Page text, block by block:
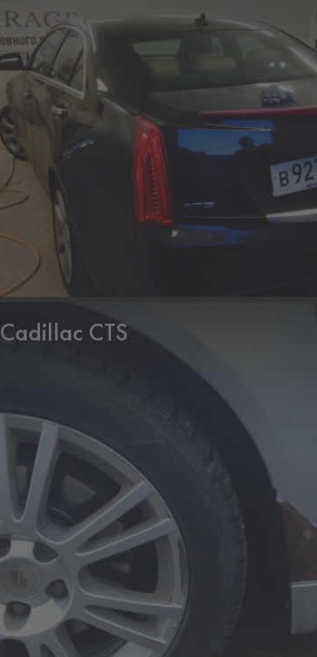
Cadillac CTS